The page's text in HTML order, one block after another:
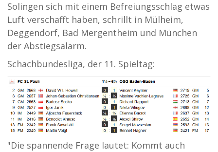
Solingen sich mit einem Befreiungsschlag etwas
Luft verschafft haben, schrillt in Mülheim,
Deggendorf, Bad Mergentheim und München
der Abstiegsalarm.
Schachbundesliga, der 11. Spieltag:
"Die spannende Frage lautet: Kommt auch